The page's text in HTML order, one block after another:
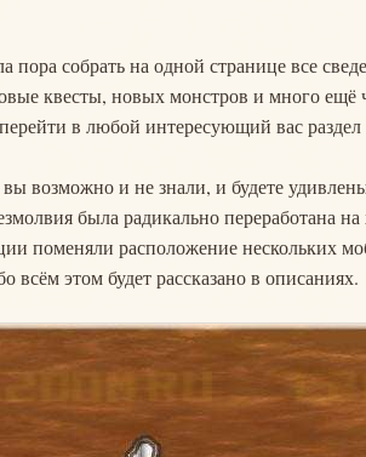
собрать на одной странице все
квесты, новых монстров и много ещё
в любой интересующий вас
возможно и не знали, и будете
была радикально переработана
поменяли расположение нескольких
этом будет рассказано в описаниях.